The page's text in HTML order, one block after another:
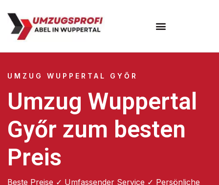
UMZUG WUPPERTAL GYŐR
Umzug Wuppertal
Győr zum besten
Preis
Beste Preise ✓ Umfassender Service ✓ Persönliche